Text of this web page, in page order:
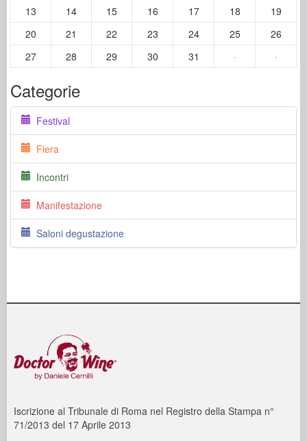
13 14 15 16 17 18
19
20
21 22 23 24 25
26
27
28 29 30 31 · ·
Categorie
Festival
Fiera
Incontri
Manifestazione
Saloni degustazione
Iscrizione al Tribunale di Roma nel Registro della Stampa n°
71/2013 del 17 Aprile 2013